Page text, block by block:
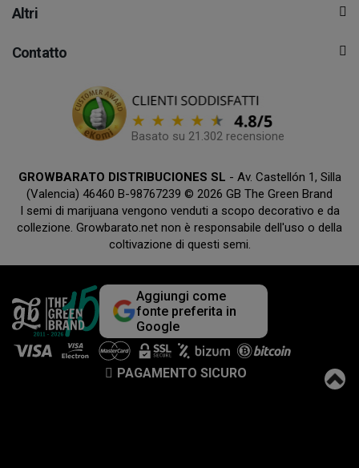
Altri
Contatto
Basato su 21.302 recensione
GROWBARATO DISTRIBUCIONES SL - Av. Castellón 1, Silla
(Valencia) 46460 B-98767239 © 2026 GB The Green Brand
I semi di marijuana vengono venduti a scopo decorativo e da
collezione. Growbarato.net non è responsabile dell'uso o della
coltivazione di questi semi.
Aggiungi come
fonte preferita in
Google
PAGAMENTO SICURO